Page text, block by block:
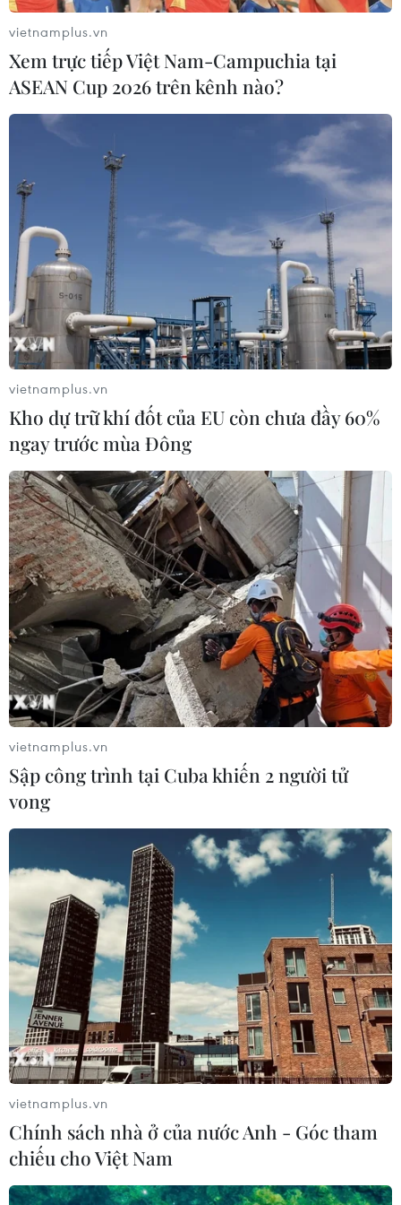
Đề nghị UNFPA hỗ trợ đàm phán Công
ước quốc tế về quyền của người cao tuổi
29/05/2026 14:54
Việt Nam coi Công ước quốc tế về quyền của người cao
tuổi là vấn đề có ý nghĩa dài hạn, sẵn sàng thể hiện vai
trò chủ động, xây dựng và có trách nhiệm trong các tiến
trình đa phương liên quan.
vietnamplus.vn
Xem trực tiếp Việt Nam-Campuchia tại
ASEAN Cup 2026 trên kênh nào?
vietnamplus.vn
Kho dự trữ khí đốt của EU còn chưa đầy 60%
ngay trước mùa Đông
vietnamplus.vn
Sập công trình tại Cuba khiến 2 người tử
vong
vietnamplus.vn
Chính sách nhà ở của nước Anh - Góc tham
chiếu cho Việt Nam